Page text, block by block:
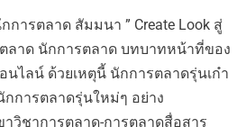
ารตลาด สัมมนา ” Create Look สู่
ลาด นักการตลาด บทบาทหน้าที่ของ
นไลน์ ด้วยเหตุนี้ นักการตลาดรุ่นเก๋า
การตลาดรุ่นใหม่ๆ อย่าง
วิชาการตลาด-การตลาดสื่อสาร